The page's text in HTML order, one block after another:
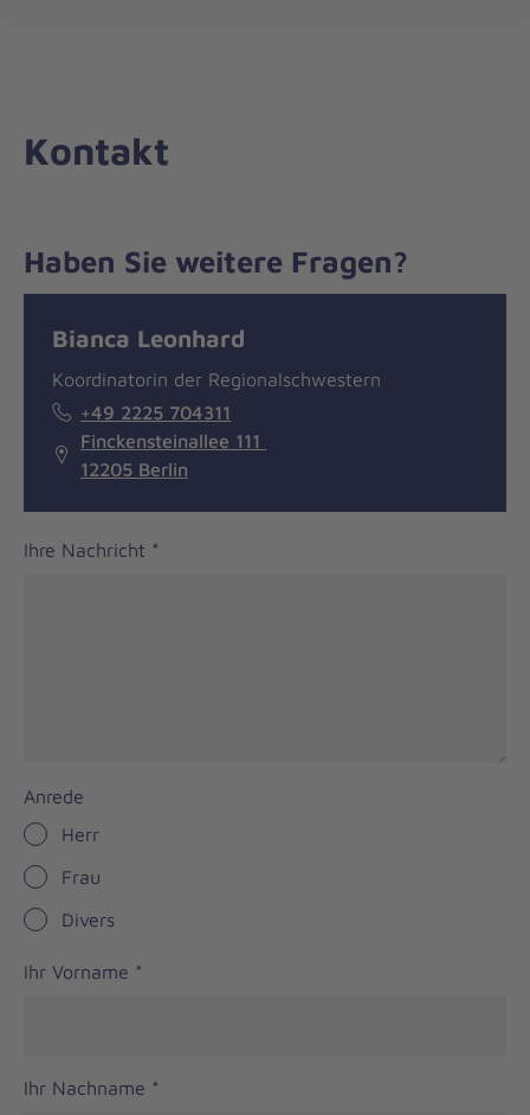
zum
Kontakt
Haben Sie weitere Fragen?
Bianca Leonhard
Koordinatorin der Regionalschwestern
+49 2225 704311
Finckensteinallee 111
12205 Berlin
Ihre Nachricht *
Anrede
Herr
Frau
Divers
Ihr Vorname *
Ihr Nachname *